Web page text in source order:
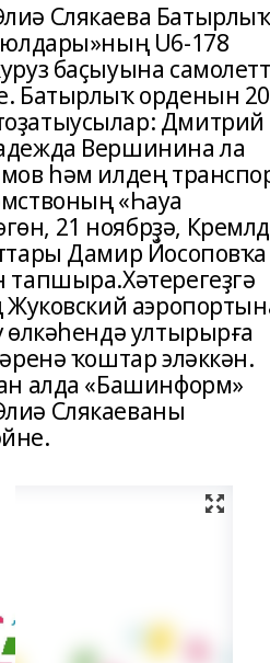
Слякаева Батырлыҡ
юлдары»ның U6-178
баҫыуына
Батырлыҡ орденын 20
Дмитрий
Вершинина ла
һәм илдең
«Һауа
21 ноябрҙә,
Дамир Йосоповҡа
тапшыра.Хәтерегеҙгә
ултырырға
ҡоштар эләккән.
алда «Башинформ»
Слякаеваны